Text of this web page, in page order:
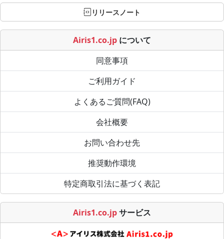
リリースノート
Airis1.co.jp について
同意事項
ご利用ガイド
よくあるご質問(FAQ)
会社概要
お問い合わせ先
推奨動作環境
特定商取引法に基づく表記
Airis1.co.jpサービス